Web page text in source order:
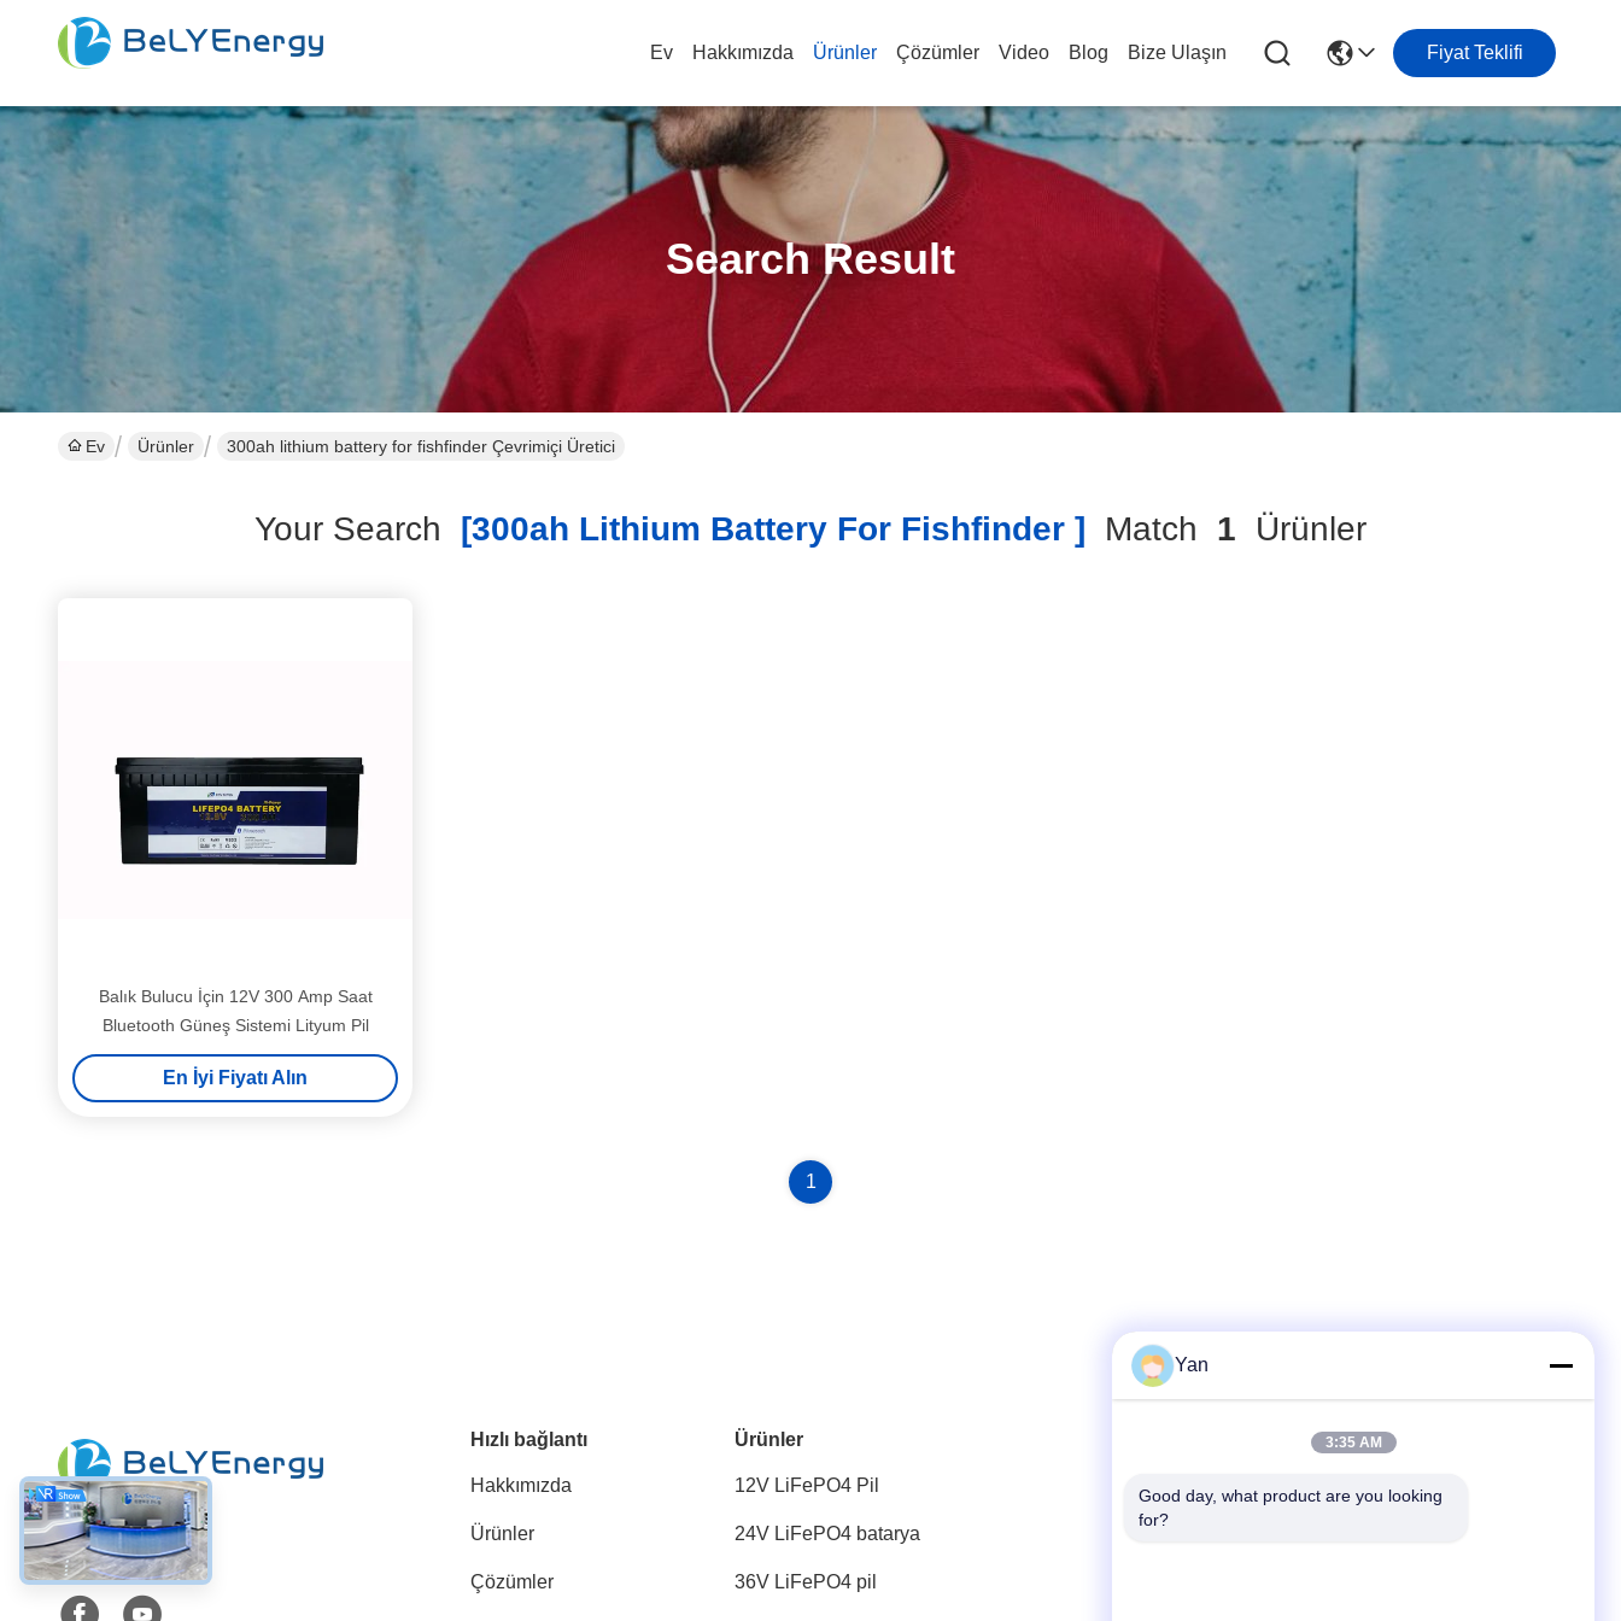
Ev Hakkımızda Ürünler Çözümler Video Blog Bize Ulaşın Fiyat Teklifi
Search Result
Ev Ürünler 300ah lithium battery for fishfinder Çevrimiçi Üretici
Your Search [300ah Lithium Battery For Fishfinder ] Match 1 Ürünler
Balık Bulucu İçin 12V 300 Amp Saat
Bluetooth Güneş Sistemi Lityum Pil
En İyi Fiyatı Alın
1
Sosyal Medya
Hızlı bağlantı
Hakkımızda
Ürünler
Çözümler
Ürünler
12V LiFePO4 Pil
24V LiFePO4 batarya
36V LiFePO4 pil
Tel:
Yan
3:35 AM
Good day, what product are you looking
for?